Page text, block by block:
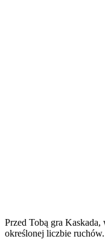
Przed Tobą gra
określonej liczbie ruchów.